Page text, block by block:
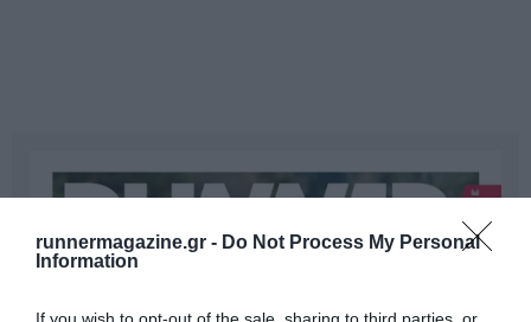
runnermagazine.gr - Do Not Process My Personal
Information